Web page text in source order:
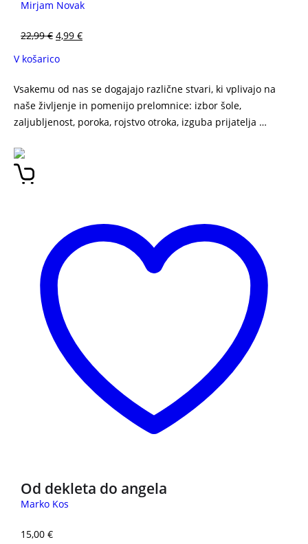
Mirjam Novak
22,99€ 4,99 €
V košarico
Vsakemu od nas se dogajajo različne stvari, ki vplivajo na
naše življenje in pomenijo prelomnice: izbor šole,
zaljubljenost, poroka, rojstvo otroka, izguba prijatelja …
Od dekleta do angela
Marko Kos
15,00 €